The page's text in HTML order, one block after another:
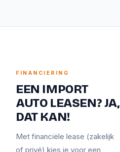
FINANCIERING
EEN IMPORT
AUTO LEASEN? JA,
DAT KAN!
Met financiële lease (zakelijk
of privé) kies je voor een